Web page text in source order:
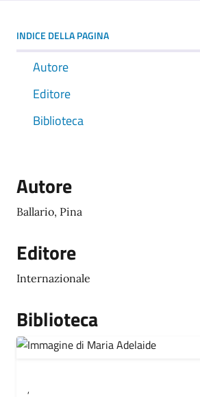
INDICE DELLA PAGINA
Autore
Editore
Biblioteca
Autore
Ballario, Pina
Editore
Internazionale
Biblioteca
,